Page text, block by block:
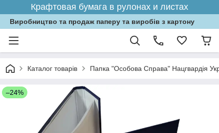
Крафтовая бумага в рулонах и листах
Виробництво та продаж паперу та виробів з картону
Каталог товарів Папка "Особова Справа" Нацгвардія
–24%